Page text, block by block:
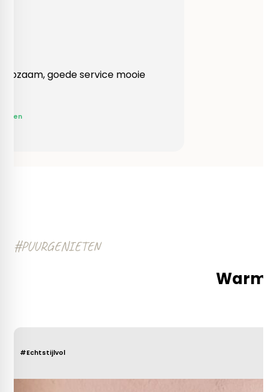
Heel behulpzaam, goede service mooie
Yvonne Claessen
#PUURGENIETEN
#Echtstijlvol